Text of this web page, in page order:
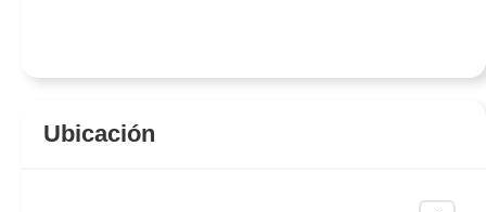
Ubicación